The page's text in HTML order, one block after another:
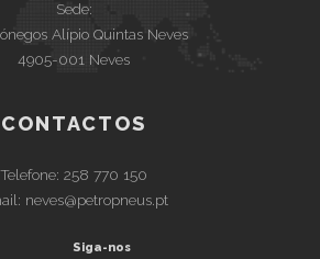
Sede:
Alípio Quintas Neves
4905-001 Neves
CONTACTOS
Telefone: 258 770 150
neves@petropneus.pt
Siga-nos